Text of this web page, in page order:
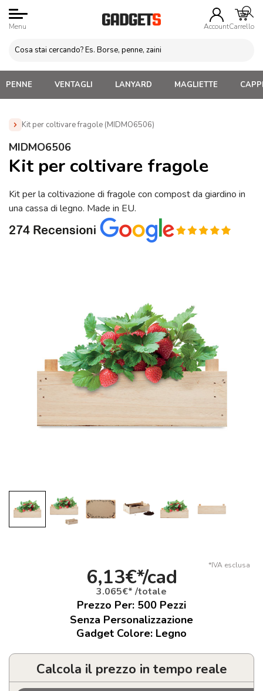
Menu AccountCarrello
PENNE VENTAGLI LANYARD MAGLIETTE
Kit per coltivare fragole (MIDMO6506)
Home » Gadget per Casa e Giardino
MIDMO6506
Kit per coltivare fragole
Kit per la coltivazione di fragole con compost da giardino in
una cassa di legno. Made in EU.
*IVA esclusa
6,13€*/cad
3.065€* /totale
Prezzo Per: 500 Pezzi
Senza Personalizzazione
Gadget Colore: Legno
Calcola il prezzo in tempo reale